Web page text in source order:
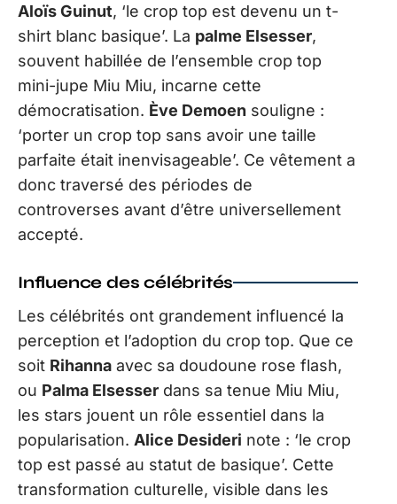
Aloïs Guinut, ‘le crop top est devenu un t-
shirt blanc basique’. La palme Elsesser,
souvent habillée de l’ensemble crop top
mini-jupe Miu Miu, incarne cette
démocratisation. Ève Demoen souligne :
‘porter un crop top sans avoir une taille
parfaite était inenvisageable’. Ce vêtement a
donc traversé des périodes de
controverses avant d’être universellement
accepté.
Influence des célébrités
Les célébrités ont grandement influencé la
perception et l’adoption du crop top. Que ce
soit Rihanna avec sa doudoune rose flash,
ou Palma Elsesser dans sa tenue Miu Miu,
les stars jouent un rôle essentiel dans la
popularisation. Alice Desideri note : ‘le crop
top est passé au statut de basique’. Cette
transformation culturelle, visible dans les